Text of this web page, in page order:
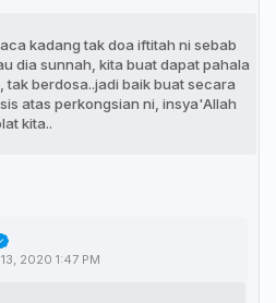
kadang tak doa iftitah ni sebab
dia sunnah, kita buat dapat pahala
tak berdosa..jadi baik buat secara
atas perkongsian ni, insya'Allah
kita..
2020 1:47 PM